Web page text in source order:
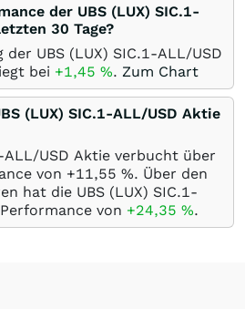
der UBS (LUX) SIC.1-
30 Tage?
UBS (LUX) SIC.1-ALL/USD
bei +1,45 %. Zum Chart
(LUX) SIC.1-ALL/USD Aktie
ALL/USD Aktie verbucht über
von +11,55 %. Über den
hat die UBS (LUX) SIC.1-
von +24,35 %.